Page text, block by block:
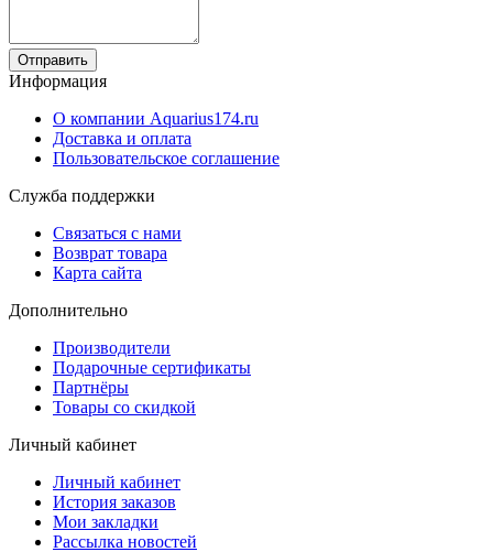
Отправить
Информация
О компании Aquarius174.ru
Доставка и оплата
Пользовательское соглашение
Служба поддержки
Связаться с нами
Возврат товара
Карта сайта
Дополнительно
Производители
Подарочные сертификаты
Партнёры
Товары со скидкой
Личный кабинет
Личный кабинет
История заказов
Мои закладки
Рассылка новостей